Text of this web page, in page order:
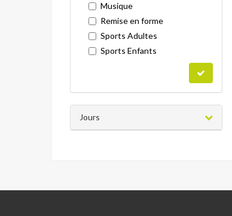
Musique
Remise en forme
Sports Adultes
Sports Enfants
Jours